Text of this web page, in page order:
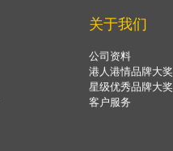
关于我们
公司资料
港人港情品牌大奖
星级优秀品牌大奖
客户服务